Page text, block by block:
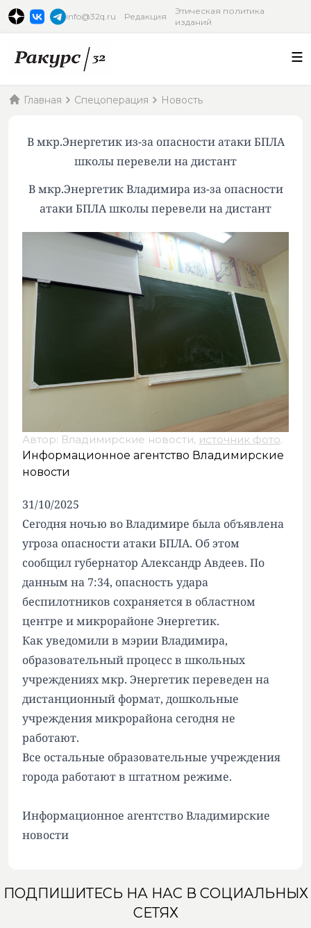
info@32q.ru Редакция
Этическая политика
изданий
Главная Спецоперация Новость
В мкр.Энергетик из-за опасности атаки БПЛА
школы перевели на дистант
В мкр.Энергетик Владимира из-за опасности
атаки БПЛА школы перевели на дистант
Автор: Владимирские новости, источник фото.
Информационное агентство Владимирские
новости
31/10/2025
Сегодня ночью во Владимире была объявлена
угроза опасности атаки БПЛА. Об этом
сообщил губернатор Александр Авдеев. По
данным на 7:34, опасность удара
беспилотников сохраняется в областном
центре и микрорайоне Энергетик.
Как уведомили в мэрии Владимира,
образовательный процесс в школьных
учреждениях мкр. Энергетик переведен на
дистанционный формат, дошкольные
учреждения микрорайона сегодня не
работают.
Все остальные образовательные учреждения
города работают в штатном режиме.
Информационное агентство Владимирские
новости
ПОДПИШИТЕСЬ НА НАС В СОЦИАЛЬНЫХ
СЕТЯХ